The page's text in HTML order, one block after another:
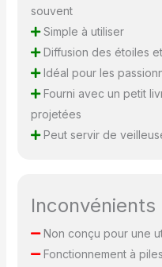
souvent
Simple à utiliser
Diffusion des étoiles
Idéal pour les
Fourni avec un petit
projetées
Peut servir de
Inconvénients
Non conçu pour une
Fonctionnement à